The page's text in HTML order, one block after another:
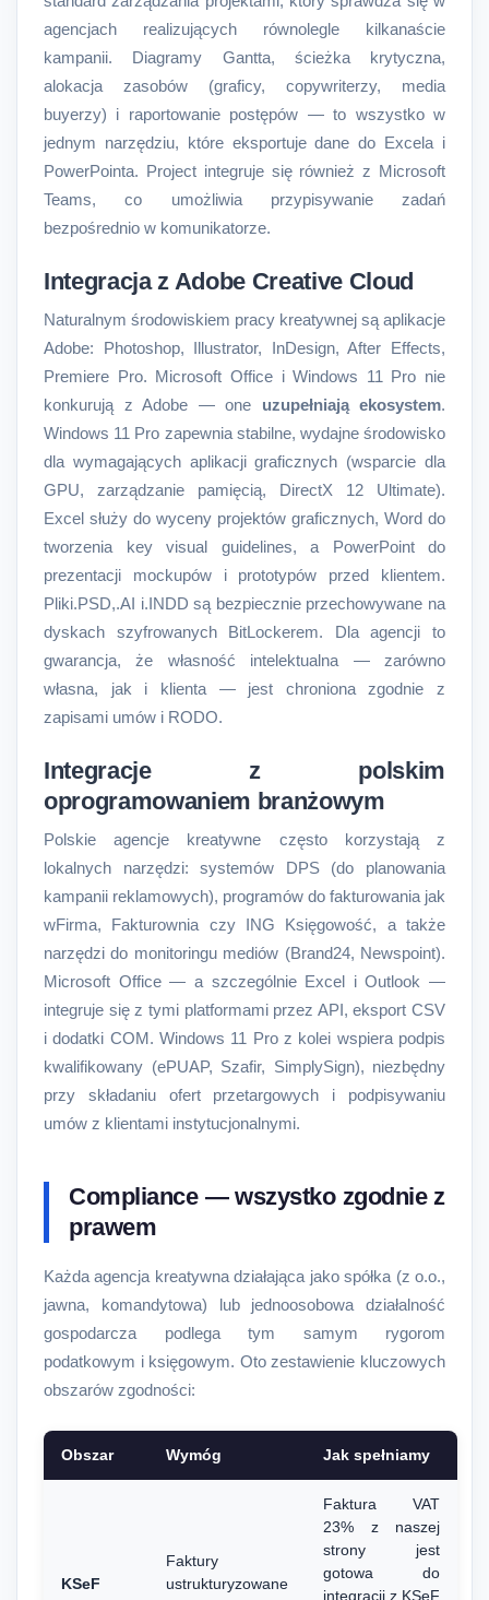
agencjach realizujących równolegle kilkanaście
kampanii. Diagramy Gantta, ścieżka krytyczna,
alokacja zasobów (graficy, copywriterzy, media
buyerzy) i raportowanie postępów — to wszystko w
jednym narzędziu, które eksportuje dane do Excela i
PowerPointa. Project integruje się również z Microsoft
Teams, co umożliwia przypisywanie zadań
bezpośrednio w komunikatorze.
Integracja z Adobe Creative Cloud
Naturalnym środowiskiem pracy kreatywnej są aplikacje
Adobe: Photoshop, Illustrator, InDesign, After Effects,
Premiere Pro. Microsoft Office i Windows 11 Pro nie
konkurują z Adobe — one uzupełniają ekosystem.
Windows 11 Pro zapewnia stabilne, wydajne środowisko
dla wymagających aplikacji graficznych (wsparcie dla
GPU, zarządzanie pamięcią, DirectX 12 Ultimate).
Excel służy do wyceny projektów graficznych, Word do
tworzenia key visual guidelines, a PowerPoint do
prezentacji mockupów i prototypów przed klientem.
Pliki.PSD,.AI i.INDD są bezpiecznie przechowywane na
dyskach szyfrowanych BitLockerem. Dla agencji to
gwarancja, że własność intelektualna — zarówno
własna, jak i klienta — jest chroniona zgodnie z
zapisami umów i RODO.
Integracje z polskim
oprogramowaniem branżowym
Polskie agencje kreatywne często korzystają z
lokalnych narzędzi: systemów DPS (do planowania
kampanii reklamowych), programów do fakturowania jak
wFirma, Fakturownia czy ING Księgowość, a także
narzędzi do monitoringu mediów (Brand24, Newspoint).
Microsoft Office — a szczególnie Excel i Outlook —
integruje się z tymi platformami przez API, eksport CSV
i dodatki COM. Windows 11 Pro z kolei wspiera podpis
kwalifikowany (ePUAP, Szafir, SimplySign), niezbędny
przy składaniu ofert przetargowych i podpisywaniu
umów z klientami instytucjonalnymi.
Compliance — wszystko zgodnie z
prawem
Każda agencja kreatywna działająca jako spółka (z o.o.,
jawna, komandytowa) lub jednoosobowa działalność
gospodarcza podlega tym samym rygorom
podatkowym i księgowym. Oto zestawienie kluczowych
obszarów zgodności:
Obszar Wymóg Jak spełniamy
KSeF
Faktury
ustrukturyzowane
Faktura VAT
23% z naszej
strony jest
gotowa do
integracji z KSeF